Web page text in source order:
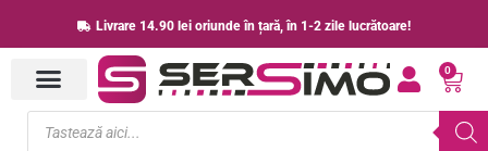
to
content
Livrare 14.90 lei oriunde în țară, în 1-2 zile lucrătoare!
0
Cart
Products
search